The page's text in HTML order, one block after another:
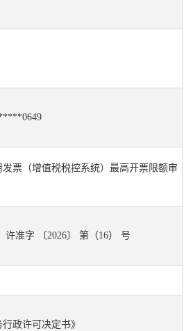
发票（增值税税控系统）最高开票限额审
许准字 〔2026〕 第（16） 号
行政许可决定书》